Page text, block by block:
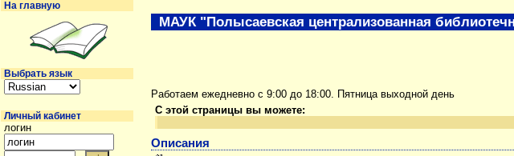
Работаем ежедневно с 9:00 до 18:00. Пятница выходной день
С этой страницы вы можете:
Описания
МАУК "Полысаевская централизованная
На главную
Выбрать язык
Личный кабинет
логин